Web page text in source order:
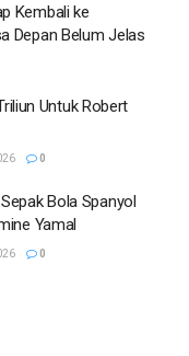
Kembali ke
Depan Belum Jelas
Untuk Robert
0
Bola Spanyol
Yamal
0